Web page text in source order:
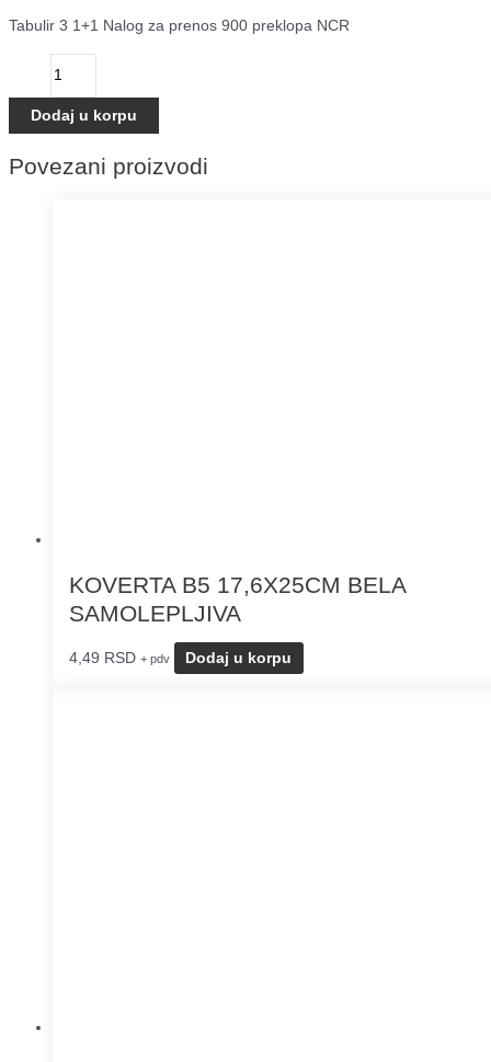
Tabulir 3 1+1 Nalog za prenos 900 preklopa NCR
Dodaj u korpu
Povezani proizvodi
KOVERTA B5 17,6X25CM BELA
SAMOLEPLJIVA
4,49 RSD + pdv Dodaj u korpu